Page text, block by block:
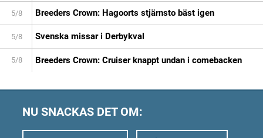
5/8 Breeders Crown: Hagoorts stjärnsto bäst igen
5/8 Svenska missar i Derbykval
5/8 Breeders Crown: Cruiser knappt undan i comebacken
NU SNACKAS DET OM: